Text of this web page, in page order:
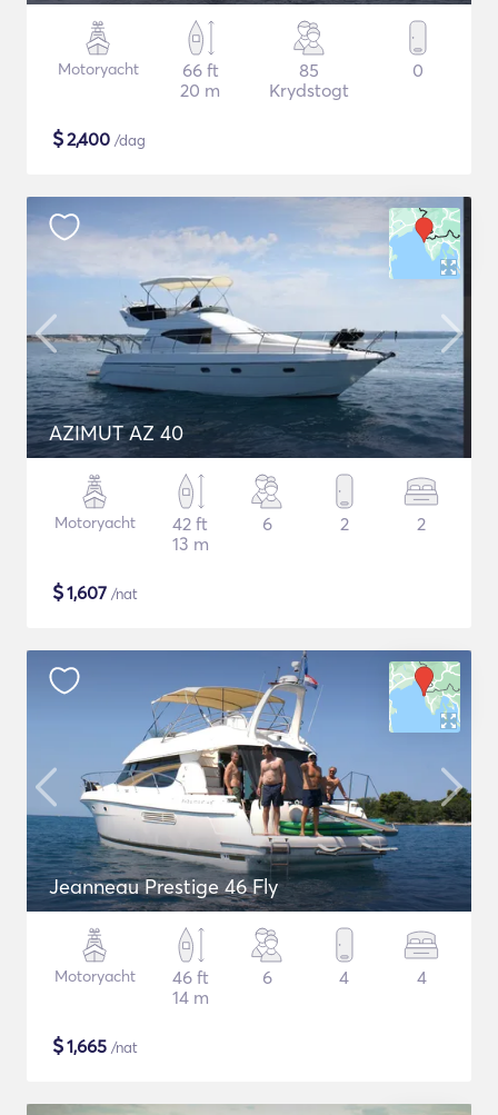
Motoryacht
66 ft
20 m
85
Krydstogt
0
$2,400 /dag
AZIMUT AZ 40
Motoryacht
42 ft
13 m
6 2 2
$1,607 /nat
Jeanneau Prestige 46 Fly
Motoryacht
46 ft
14 m
6 4 4
$1,665 /nat